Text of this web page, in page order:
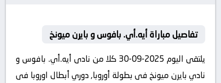
تفاصيل مباراة أيه.أي. بافوس و بايرن ميونخ
يلتقى اليوم 2025-09-30 كلا من نادى أيه.أي. بافوس و
نادي بايرن ميونخ فى بطولة أوروبا, دوري أبطال اوروبا فى